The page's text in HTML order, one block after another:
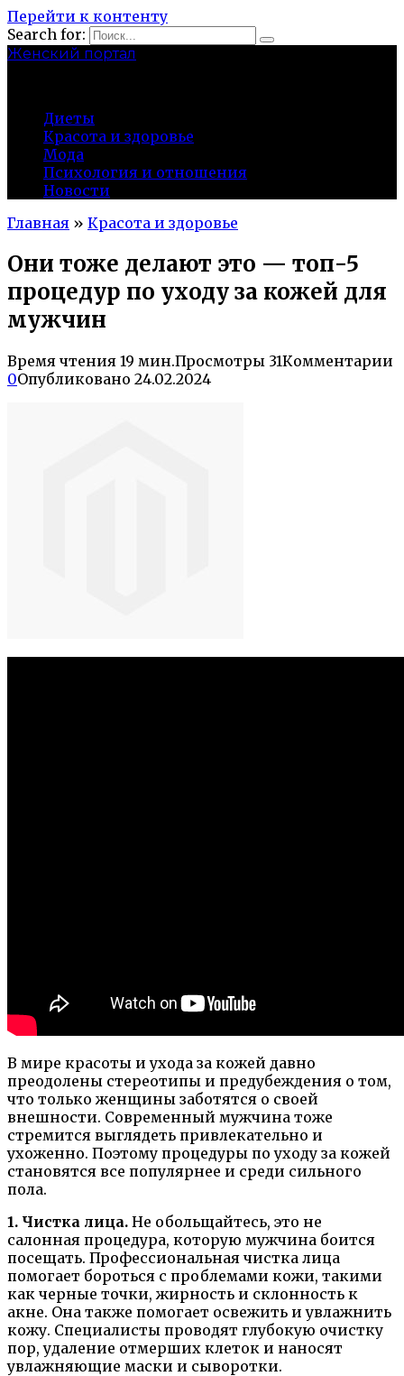
Перейти к контенту
Search for:
Женский портал
Диеты
Красота и здоровье
Мода
Психология и отношения
Новости
Главная » Красота и здоровье
Они тоже делают это — топ-5
процедур по уходу за кожей для
мужчин
Время чтения 19 мин.Просмотры 31Комментарии
0Опубликовано 24.02.2024
В мире красоты и ухода за кожей давно
преодолены стереотипы и предубеждения о том,
что только женщины заботятся о своей
внешности. Современный мужчина тоже
стремится выглядеть привлекательно и
ухоженно. Поэтому процедуры по уходу за кожей
становятся все популярнее и среди сильного
пола.
1. Чистка лица. Не обольщайтесь, это не
салонная процедура, которую мужчина боится
посещать. Профессиональная чистка лица
помогает бороться с проблемами кожи, такими
как черные точки, жирность и склонность к
акне. Она также помогает освежить и увлажнить
кожу. Специалисты проводят глубокую очистку
пор, удаление отмерших клеток и наносят
увлажняющие маски и сыворотки.